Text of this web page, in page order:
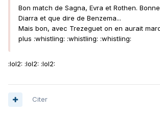
Bon match de Sagna, Evra et Rothen.
Diarra et que dire de Benzema...
Mais bon, avec Trezeguet on en aurait
plus :whistling: :whistling: :whistling:
:lol2: :lol2: :lol2:
Citer